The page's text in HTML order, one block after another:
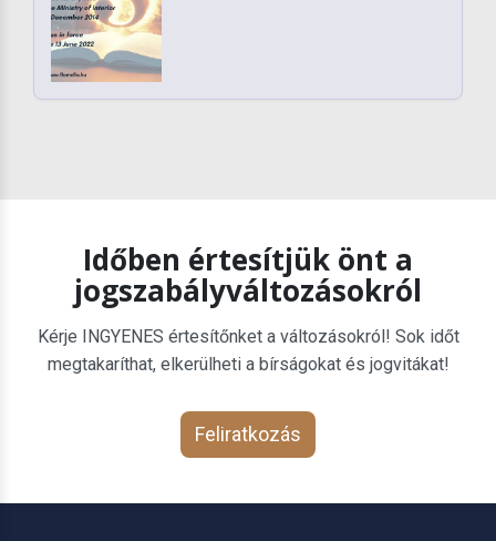
Időben értesítjük önt a
jogszabályváltozásokról
Kérje INGYENES értesítőnket a változásokról! Sok időt
megtakaríthat, elkerülheti a bírságokat és jogvitákat!
Feliratkozás